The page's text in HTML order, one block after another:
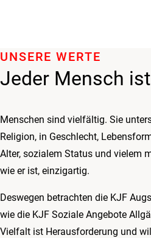
Jeder Mensch
UNSERE WERTE
Menschen sind vielfältig. Sie
Religion, in Geschlecht,
Alter, sozialem Status und vielem
wie er ist, einzigartig.
Deswegen betrachten die KJF
wie die KJF Soziale Angebote
Vielfalt ist Herausforderung und